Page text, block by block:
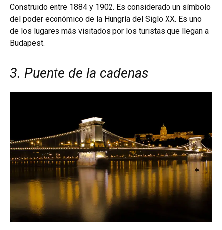
Construido entre 1884 y 1902. Es considerado un símbolo
del poder económico de la Hungría del Siglo XX. Es uno
de los lugares más visitados por los turistas que llegan a
Budapest.
3. Puente de la cadenas